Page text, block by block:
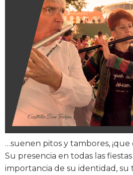
…suenen pitos y tambores,
Su presencia en todas las
importancia de su identidad, su